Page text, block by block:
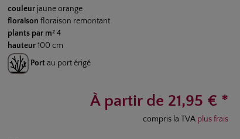
couleur jaune orange
floraison floraison remontant
plants par m² 4
hauteur 100 cm
Port au port érigé
À partir de 21,95 € *
compris la TVA plus frais